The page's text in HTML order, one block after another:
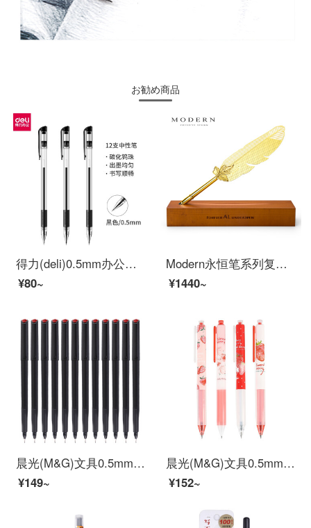
お勧め商品
得力(deli)0.5mm办公中性笔 水笔签字笔 12支/盒黑色34567
¥80~
Modern永恒笔系列复古羽毛笔 不用墨水的钢笔 金属老不死笔 办公桌面掉件商务礼品笔 创意公司企业
¥1440~
晨光(M&G)文具0.5mm黑色碳素笔 纤维头会议笔 勾线笔 办公会议记录签字笔 水笔 12支/盒MG2180
¥149~
晨光(M&G)文具0.5mm黑色中性笔套装 草莓限定系列按动书写笔 4支/盒HAGP1510
¥152~